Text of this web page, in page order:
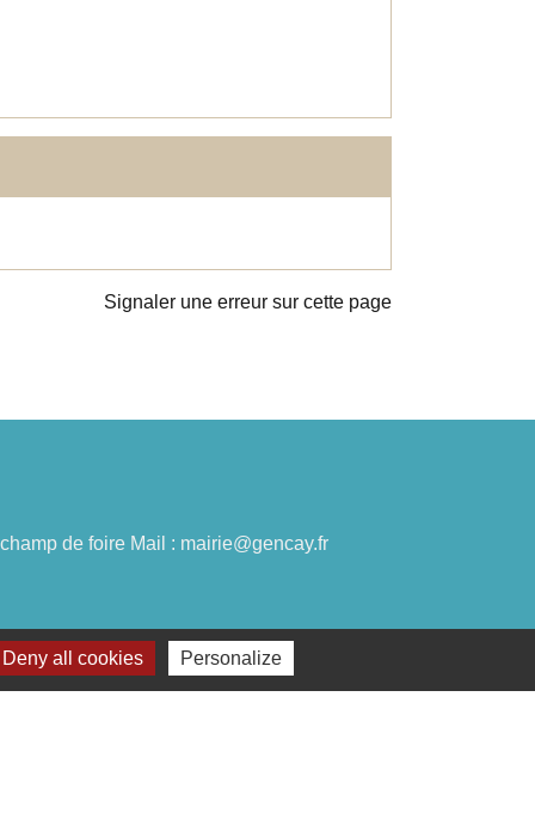
Signaler une erreur sur cette page
de foire Mail : mairie@gencay.fr
Deny all cookies Personalize